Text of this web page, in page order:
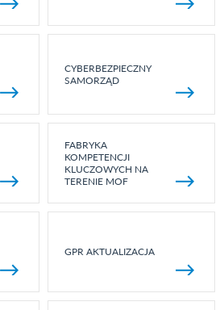
CYBERBEZPIECZNY
SAMORZĄD
FABRYKA
KOMPETENCJI
KLUCZOWYCH NA
TERENIE MOF
GPR AKTUALIZACJA